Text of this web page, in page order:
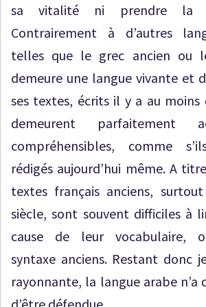
sa vitalité ni prendre la
Contrairement à d’autres
telles que le grec ancien ou
demeure une langue vivante et
ses textes, écrits il y a au moins
demeurent parfaitement
compréhensibles, comme
rédigés aujourd’hui même. A
textes français anciens,
siècle, sont souvent difficiles à
cause de leur vocabulaire,
syntaxe anciens. Restant donc
rayonnante, la langue arabe n’a